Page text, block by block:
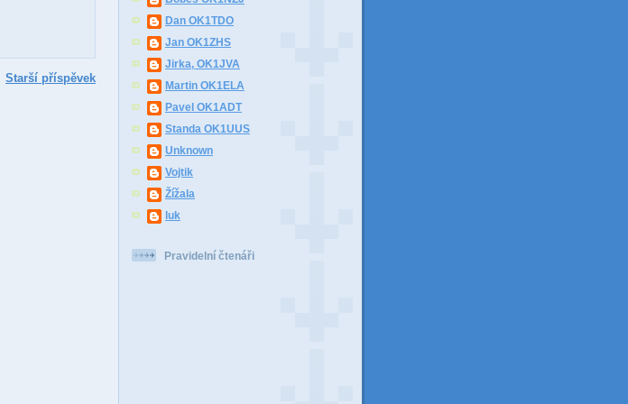
Starší příspěvek
Dan OK1TDO
Jan OK1ZHS
Jirka, OK1JVA
Martin OK1ELA
Pavel OK1ADT
Standa OK1UUS
Unknown
Vojtik
Žížala
luk
Pravidelní čtenáři